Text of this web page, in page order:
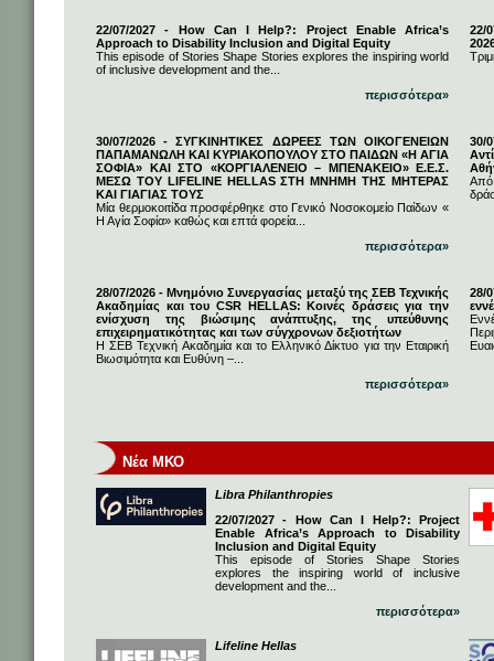
22/07/2027 - How Can I Help?: Project Enable Africa’s
Approach to Disability Inclusion and Digital Equity
This episode of Stories Shape Stories explores the inspiring world
of inclusive development and the...
περισσότερα»
22/
30/07/2026 - ΣΥΓΚΙΝΗΤΙΚΕΣ ΔΩΡΕΕΣ ΤΩΝ ΟΙΚΟΓΕΝΕΙΩΝ
ΠΑΠΑΜΑΝΩΛΗ ΚΑΙ ΚΥΡΙΑΚΟΠΟΥΛΟΥ ΣΤΟ ΠΑΙΔΩΝ «Η ΑΓΙΑ
ΣΟΦΙΑ» ΚΑΙ ΣΤΟ «ΚΟΡΓΙΑΛΕΝΕΙΟ – ΜΠΕΝΑΚΕΙΟ» Ε.Ε.Σ.
ΜΕΣΩ ΤΟΥ LIFELINE HELLAS ΣΤΗ ΜΝΗΜΗ ΤΗΣ ΜΗΤΕΡΑΣ
ΚΑΙ ΓΙΑΓΙΑΣ ΤΟΥΣ
Μία θερμοκοιτίδα προσφέρθηκε στο Γενικό Νοσοκομείο Παίδων «
Η Αγία Σοφία» καθώς και επτά φορεία...
περισσότερα»
30/
Από
28/07/2026 - Μνημόνιο Συνεργασίας μεταξύ της ΣΕΒ Τεχνικής
Ακαδημίας και του CSR HELLAS: Κοινές δράσεις για την
ενίσχυση της βιώσιμης ανάπτυξης, της υπεύθυνης
επιχειρηματικότητας και των σύγχρονων δεξιοτήτων
Η ΣΕΒ Τεχνική Ακαδημία και το Ελληνικό Δίκτυο για την Εταιρική
Βιωσιμότητα και Ευθύνη –...
περισσότερα»
28/
Νέα ΜΚΟ
Libra Philanthropies
22/07/2027 - How Can I Help?: Project
Enable Africa’s Approach to Disability
Inclusion and Digital Equity
This episode of Stories Shape Stories
explores the inspiring world of inclusive
development and the...
περισσότερα»
Lifeline Hellas